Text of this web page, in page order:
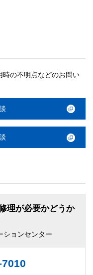
の不明点などのお問い
理が必要かどうか
ションセンター